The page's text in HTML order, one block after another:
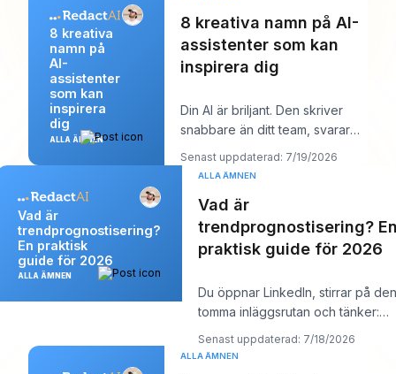
8 kreativa
namn på
AI-
assistenter
som kan
inspirera
dig
ALLA ÄMNEN
8 kreativa namn på AI-
assistenter som kan
inspirera dig
Din AI är briljant. Den skriver
snabbare än ditt team, svarar
tydligt och låter kanske till och
med
Senast uppdaterad: 7/19/2026
Vad är
trendprognostisering?
En praktisk
guide för 2026
ALLA ÄMNEN
ALLA ÄMNEN
Vad är
trendprognostisering?
praktisk guide för 2026
Du öppnar LinkedIn, stirrar på den
tomma inläggsrutan och tänker:
“Vad bryr sig min målgrupp om
Senast uppdaterad: 7/18/2026
ALLA ÄMNEN